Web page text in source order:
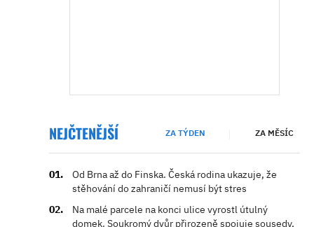
NEJČTENĚJŠÍ ZA TÝDEN ZA MĚSÍC
Od Brna až do Finska. Česká rodina ukazuje, že
stěhování do zahraničí nemusí být stres
Na malé parcele na konci ulice vyrostl útulný
domek. Soukromý dvůr přirozeně spojuje sousedy,